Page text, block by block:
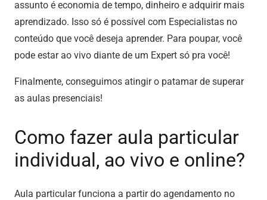
assunto é economia de tempo, dinheiro e adquirir mais
aprendizado. Isso só é possível com Especialistas no
conteúdo que você deseja aprender. Para poupar, você
pode estar ao vivo diante de um Expert só pra você!
Finalmente, conseguimos atingir o patamar de superar
as aulas presenciais!
Como fazer aula particular
individual, ao vivo e online?
Aula particular funciona a partir do agendamento no